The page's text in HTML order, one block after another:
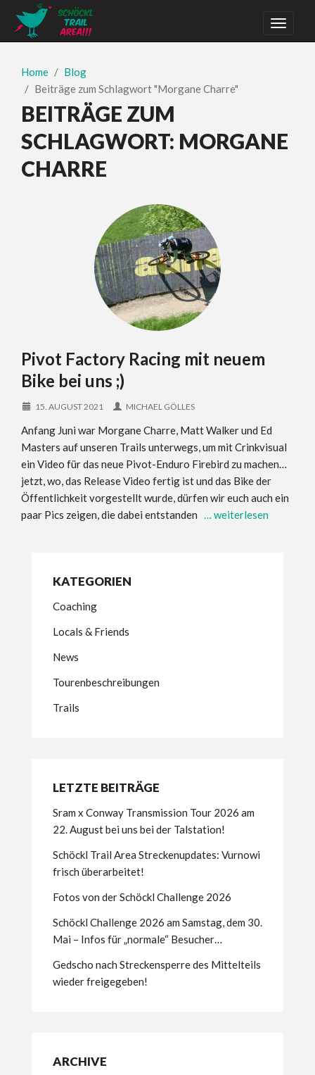
Home
Blog
Beiträge zum Schlagwort "Morgane Charre"
BEITRÄGE ZUM
SCHLAGWORT: MORGANE
CHARRE
Pivot Factory Racing mit neuem
Bike bei uns ;)
15. AUGUST 2021 MICHAEL GÖLLES
Anfang Juni war Morgane Charre, Matt Walker und Ed
Masters auf unseren Trails unterwegs, um mit Crinkvisual
ein Video für das neue Pivot-Enduro Firebird zu machen…
jetzt, wo, das Release Video fertig ist und das Bike der
Öffentlichkeit vorgestellt wurde, dürfen wir euch auch ein
paar Pics zeigen, die dabei entstanden … weiterlesen
KATEGORIEN
Coaching
Locals & Friends
News
Tourenbeschreibungen
Trails
LETZTE BEITRÄGE
Sram x Conway Transmission Tour 2026 am
22. August bei uns bei der Talstation!
Schöckl Trail Area Streckenupdates: Vurnowi
frisch überarbeitet!
Fotos von der Schöckl Challenge 2026
Schöckl Challenge 2026 am Samstag, dem 30.
Mai – Infos für „normale“ Besucher…
Gedscho nach Streckensperre des Mittelteils
wieder freigegeben!
ARCHIVE